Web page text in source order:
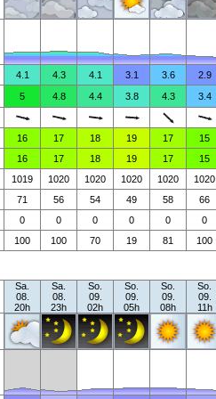
4.1 4.3 4.1 3.1 3.6 2.9
5 4.8 4.4 3.8 4.3 3.4
16 17 18 19 17 15
16 17 18 19 17 15
1019 1020 1020 1020 1020 1020
71 56 54 49 58 66
0 0 0 0 0 0
100 100 70 19 81 100
Sa.
08.
20h
Sa.
08.
23h
So.
09.
02h
So.
09.
05h
So.
09.
08h
So.
09.
11h